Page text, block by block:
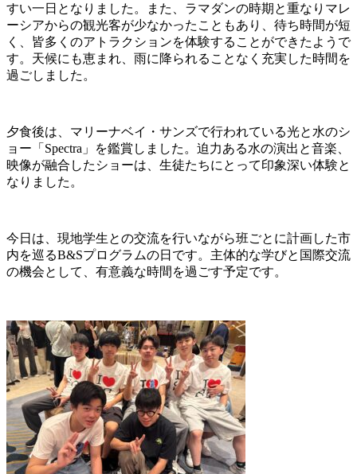
すい一日となりました。また、ラマダンの時期と重なりマレ
ーシアからの観光客が少なかったこともあり、待ち時間が短
く、皆多くのアトラクションを体験することができたようで
す。天候にも恵まれ、雨に降られることなく充実した時間を
過ごしました。
夕食後は、マリーナベイ・サンズで行われている光と水のシ
ョー「Spectra」を鑑賞しました。迫力ある水の演出と音楽、
映像が融合したショーは、生徒たちにとって印象深い体験と
なりました。
今日は、現地学生との交流を行いながら班ごとに計画した市
内を巡るB&Sプログラムの日です。主体的な学びと国際交流
の機会として、有意義な時間を過ごす予定です。